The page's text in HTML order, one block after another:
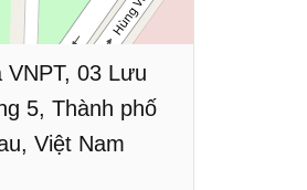
VNPT, 03 Lưu
5, Thành phố
Việt Nam